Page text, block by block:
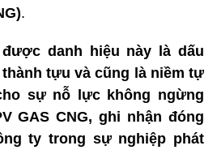
.
danh hiệu này là dấu
tựu và cũng là niềm tự
sự nỗ lực không ngừng
GAS CNG, ghi nhận đóng
ty trong sự nghiệp phát